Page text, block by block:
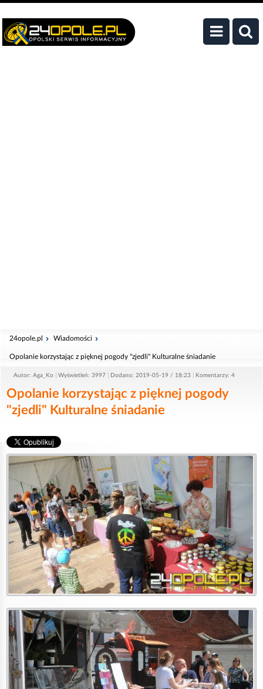
24opole.pl Wiadomości
Opolanie korzystając z pięknej pogody "zjedli" Kulturalne śniadanie
Autor: Aga_Ko Wyświetleń: 3997 Dodano: 2019-05-19 / 18:23 Komentarzy: 4
Opolanie korzystając z pięknej pogody
"zjedli" Kulturalne śniadanie